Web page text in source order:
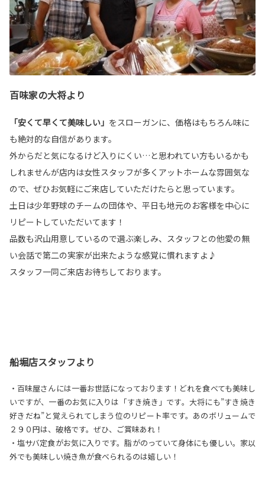
百味家の大将より
「安くて早くて美味しい」 をスローガンに、価格はもちろん味に
も絶対的な自信があります。
外からだと気になるけど入りにくい…と思われてい方もいるかも
しれませんが店内は女性スタッフが多くアットホームな雰囲気な
ので、ぜひお気軽にご来店していただけたらと思っています。
土日は少年野球のチームの団体や、平日も地元のお客様を中心に
リピートしていただいてます！
品数も沢山用意しているので選ぶ楽しみ、スタッフとの他愛の無
い会話で第二の実家が出来たような感覚に慣れますよ♪
スタッフ一同ご来店お待ちしております。
船堀店スタッフより
・百味屋さんには一番お世話になっております！どれを食べても美味し
いですが、一番のお気に入りは「すき焼き」です。大将にも”すき焼き
好きだね”と覚えられてしまう位のリピート率です。あのボリュームで
２９０円は、破格です。ぜひ、ご賞味あれ！
・塩サバ定食がお気に入りです。脂がのっていて身体にも優しい。家以
外でも美味しい焼き魚が食べられるのは嬉しい！